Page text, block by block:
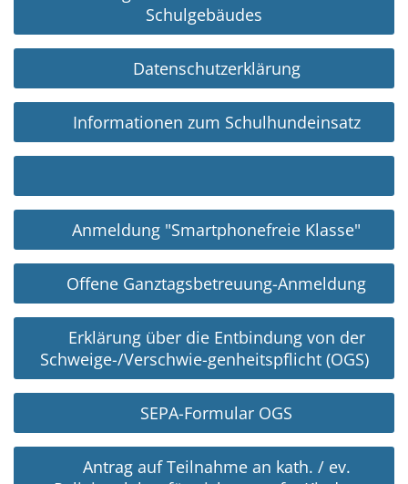
Schulgebäudes
Datenschutzerklärung
Informationen zum Schulhundeinsatz
Anmeldung "Smartphonefreie Klasse"
Offene Ganztagsbetreuung-Anmeldung
Erklärung über die Entbindung von der
Schweige-/Verschwie-genheitspflicht (OGS)
SEPA-Formular OGS
Antrag auf Teilnahme an kath. / ev.